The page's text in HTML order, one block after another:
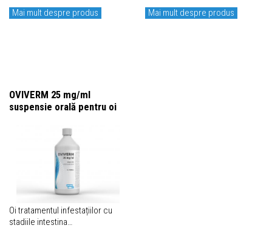
Mai mult despre produs Mai mult despre produs
OVIVERM 25 mg/ml
suspensie orală pentru oi
Oi tratamentul infestațiilor cu
stadiile intestina…